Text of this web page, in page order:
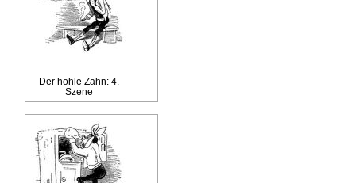
Der hohle Zahn: 4.
Szene